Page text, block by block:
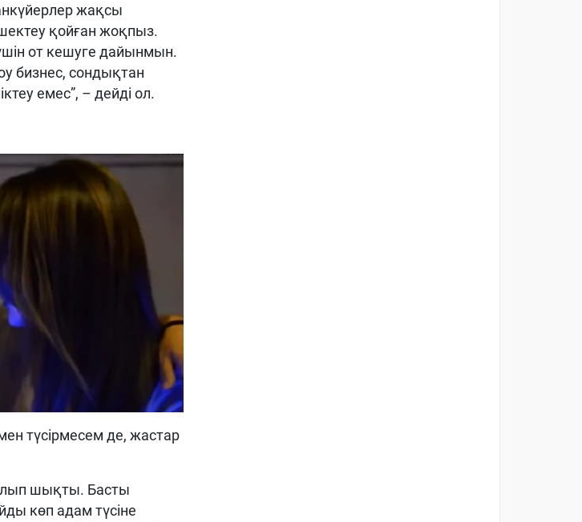
жақсы
шектеу қойған жоқпыз.
от кешуге дайынмын.
бизнес, сондықтан
емес”, – дейді ол.
түсірмесем де, жастар
шықты. Басты
көп адам түсіне